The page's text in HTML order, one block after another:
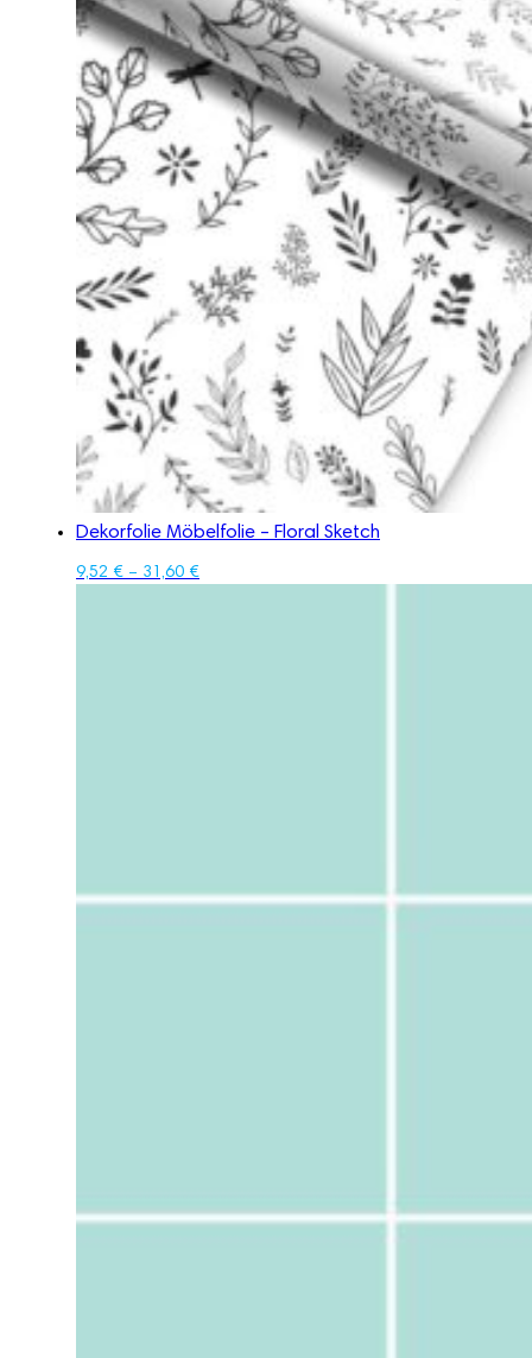
Dekorfolie Möbelfolie – Floral Sketch
9,52 € – 31,60 €